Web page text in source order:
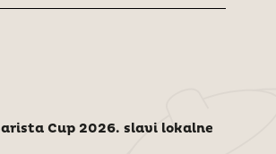
Cup 2026. slavi lokalne